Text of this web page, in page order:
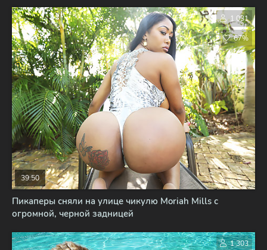
Пикаперы сняли на улице чикулю Moriah Mills с
огромной, черной задницей
39:50
1 031
67%
1 303